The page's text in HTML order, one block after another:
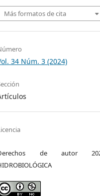
Más formatos de cita
34 Núm. 3 (2024)
de autor